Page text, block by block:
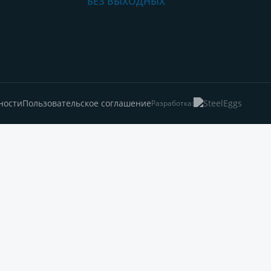
Пользовательское соглашениеРазработка: